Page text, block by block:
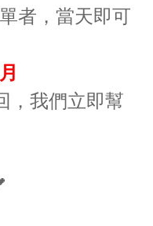
者，當天即可
，我們立即幫